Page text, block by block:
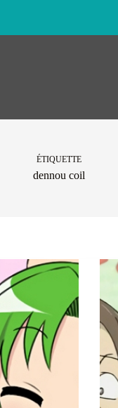
ÉTIQUETTE
dennou coil